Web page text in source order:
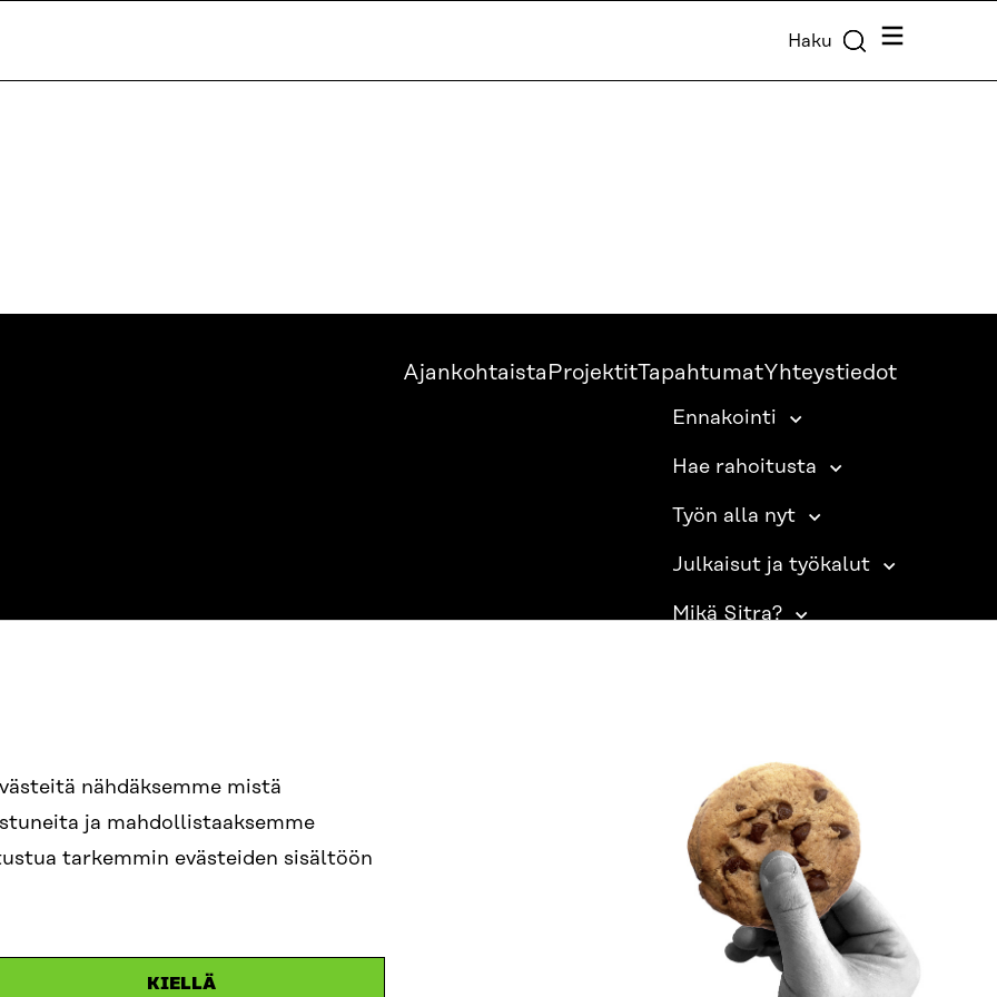
nähdäksemme mistä
ja mahdollistaaksemme
tarkemmin evästeiden sisältöön
KIELLÄ
Haku Valikko
Ajankohtaista ProjektitTapahtumatYhteystiedot
Ennakointi
Hae rahoitusta
Työn alla nyt
Julkaisut ja työkalut
Mikä Sitra?
618 991
SITRA SOSIAALISESSA MEDIASSA